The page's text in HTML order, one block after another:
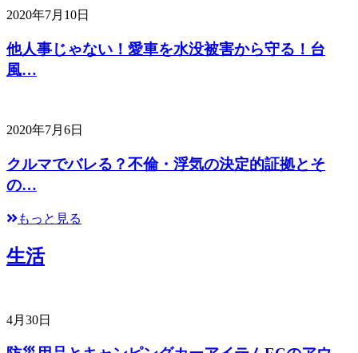
2020年7月10日
他人事じゃない！愛車を水没被害から守る！台
風…
2020年7月6日
クルマでバレる？不倫・浮気の決定的証拠とそ
の…
もっと見る
生活
4月30日